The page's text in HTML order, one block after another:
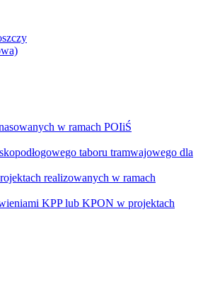
w ramach POIiŚ
taboru tramwajowego dla
realizowanych w ramach
KPP lub KPON w projektach